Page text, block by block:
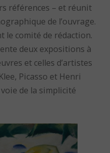
références – et réunit
de l’ouvrage.
le comité de rédaction.
deux expositions à
et celles d’artistes
Picasso et Henri
de la simplicité